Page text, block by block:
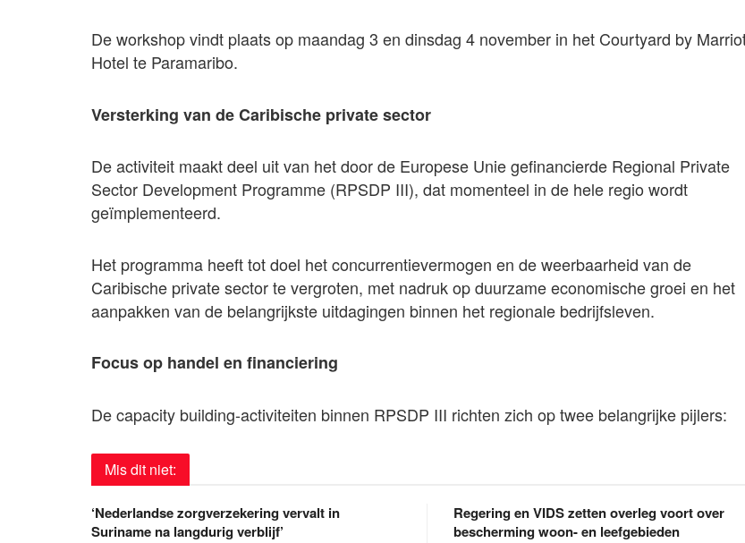
De workshop vindt plaats op maandag 3 en dinsdag 4 november in het Courtyard by
Hotel te Paramaribo.
Versterking van de Caribische private sector
De activiteit maakt deel uit van het door de Europese Unie gefinancierde Regional Private
Sector Development Programme (RPSDP III), dat momenteel in de hele regio wordt
geïmplementeerd.
Het programma heeft tot doel het concurrentievermogen en de weerbaarheid van de
Caribische private sector te vergroten, met nadruk op duurzame economische groei en het
aanpakken van de belangrijkste uitdagingen binnen het regionale bedrijfsleven.
Focus op handel en financiering
De capacity building-activiteiten binnen RPSDP III richten zich op twee belangrijke pijlers:
Mis dit niet:
‘Nederlandse zorgverzekering vervalt in
Suriname na langdurig verblijf’
Regering en VIDS zetten overleg voort over
bescherming woon- en leefgebieden